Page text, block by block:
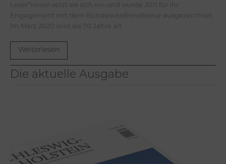
Leser*innen setzt sie sich ein und wurde 2011 für ihr
Engagement mit dem Bundesverdienstkreuz ausgezeichnet.
Im März 2020 wird sie 70 Jahre alt.
Weiterlesen
Die aktuelle Ausgabe